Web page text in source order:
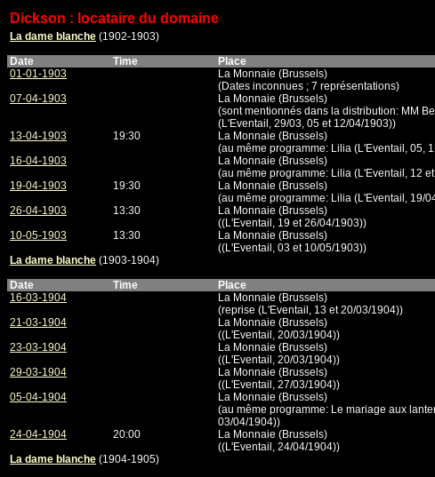
Dickson : locataire du domaine
La dame blanche (1902-1903)
Date
Time
Place
01-01-1903
La Monnaie (Brussels)
(Dates inconnues ; 7 représentations)
07-04-1903
La Monnaie (Brussels)
(sont mentionnés dans la distribution: MM
(L'Eventail, 29/03, 05 et 12/04/1903))
13-04-1903
19:30
La Monnaie (Brussels)
(au même programme: Lilia (L'Eventail, 05,
16-04-1903
La Monnaie (Brussels)
(au même programme: Lilia (L'Eventail, 12
19-04-1903
19:30
La Monnaie (Brussels)
(au même programme: Lilia (L'Eventail, 19/
26-04-1903
13:30
La Monnaie (Brussels)
((L'Eventail, 19 et 26/04/1903))
10-05-1903
13:30
La Monnaie (Brussels)
((L'Eventail, 03 et 10/05/1903))
La dame blanche (1903-1904)
Date
Time
Place
16-03-1904
La Monnaie (Brussels)
(reprise (L'Eventail, 13 et 20/03/1904))
21-03-1904
La Monnaie (Brussels)
((L'Eventail, 20/03/1904))
23-03-1904
La Monnaie (Brussels)
((L'Eventail, 20/03/1904))
29-03-1904
La Monnaie (Brussels)
((L'Eventail, 27/03/1904))
05-04-1904
La Monnaie (Brussels)
(au même programme: Le mariage aux
03/04/1904))
24-04-1904
20:00
La Monnaie (Brussels)
((L'Eventail, 24/04/1904))
La dame blanche (1904-1905)